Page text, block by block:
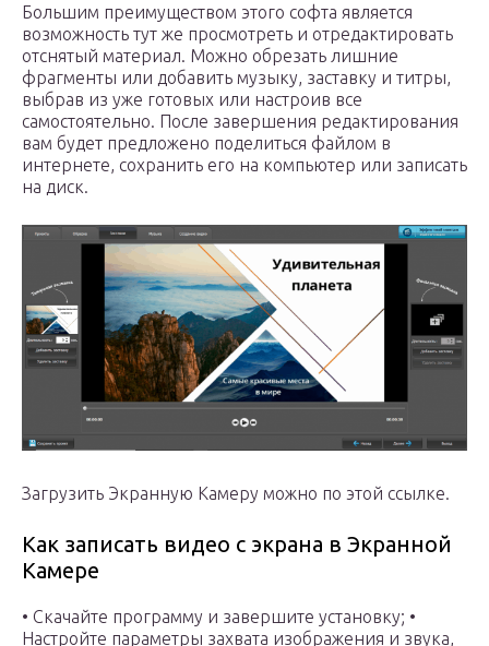
Большим преимуществом этого софта является
возможность тут же просмотреть и отредактировать
отснятый материал. Можно обрезать лишние
фрагменты или добавить музыку, заставку и титры,
выбрав из уже готовых или настроив все
самостоятельно. После завершения редактирования
вам будет предложено поделиться файлом в
интернете, сохранить его на компьютер или записать
на диск.
Загрузить Экранную Камеру можно по этой ссылке.
Как записать видео с экрана в Экранной
Камере
• Скачайте программу и завершите установку; •
Настройте параметры захвата изображения и звука,